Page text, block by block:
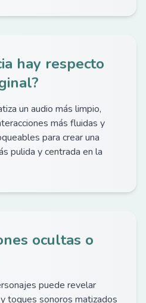
hay respecto
un audio más limpio,
más fluidas y
para crear una
pulida y centrada en la
ocultas o
puede revelar
toques sonoros matizados